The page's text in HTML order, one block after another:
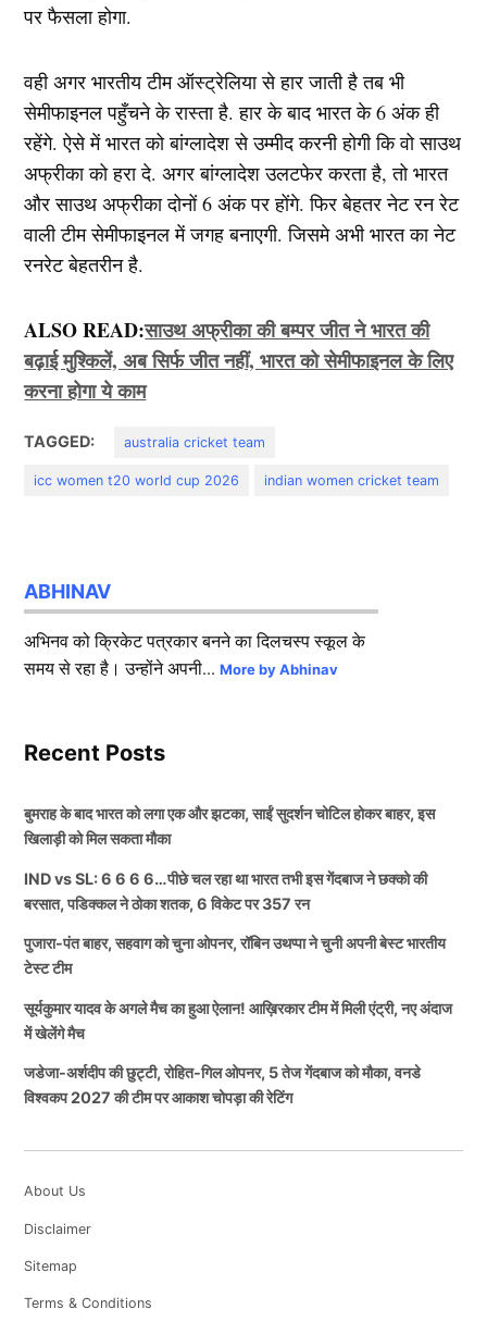
पर फैसला होगा.
वही अगर भारतीय टीम ऑस्ट्रेलिया से हार जाती है तब भी
सेमीफाइनल पहुँचने के रास्ता है. हार के बाद भारत के 6 अंक ही
रहेंगे. ऐसे में भारत को बांग्लादेश से उम्मीद करनी होगी कि वो साउथ
अफ्रीका को हरा दे. अगर बांग्लादेश उलटफेर करता है, तो भारत
और साउथ अफ्रीका दोनों 6 अंक पर होंगे. फिर बेहतर नेट रन रेट
वाली टीम सेमीफाइनल में जगह बनाएगी. जिसमे अभी भारत का नेट
रनरेट बेहतरीन है.
ALSO READ:साउथ अफ्रीका की बम्पर जीत ने भारत की
बढ़ाई मुश्किलें, अब सिर्फ जीत नहीं, भारत को सेमीफाइनल के लिए
करना होगा ये काम
TAGGED: australia cricket team
icc women t20 world cup 2026 indian women cricket team
ABHINAV
अभिनव को क्रिकेट पत्रकार बनने का दिलचस्प स्कूल के
समय से रहा है। उन्होंने अपनी...More by Abhinav
Recent Posts
बुमराह के बाद भारत को लगा एक और झटका, साईं सुदर्शन चोटिल होकर बाहर, इस
खिलाड़ी को मिल सकता मौका
IND vs SL: 6 6 6 6…पीछे चल रहा था भारत तभी इस गेंदबाज ने छक्को की
बरसात, पडिक्कल ने ठोका शतक, 6 विकेट पर 357 रन
पुजारा-पंत बाहर, सहवाग को चुना ओपनर, रॉबिन उथप्पा ने चुनी अपनी बेस्ट भारतीय
टेस्ट टीम
सूर्यकुमार यादव के अगले मैच का हुआ ऐलान! आख़िरकार टीम में मिली एंट्री, नए अंदाज
में खेलेंगे मैच
जडेजा-अर्शदीप की छुट्टी, रोहित-गिल ओपनर, 5 तेज गेंदबाज को मौका, वनडे
विश्वकप 2027 की टीम पर आकाश चोपड़ा की रेटिंग
About Us
Disclaimer
Sitemap
Terms & Conditions